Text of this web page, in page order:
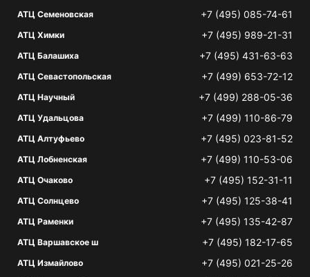
АТЦ Семеновская +7 (495) 085-74-61
АТЦ Химки +7 (495) 989-21-31
АТЦ Балашиха +7 (495) 431-63-63
АТЦ Севастопольская +7 (499) 653-72-12
АТЦ Научный +7 (499) 288-05-36
АТЦ Удальцова +7 (499) 110-86-79
АТЦ Алтуфьево +7 (495) 023-81-52
АТЦ Лобненская +7 (499) 110-53-06
АТЦ Очаково +7 (495) 152-31-11
АТЦ Солнцево +7 (495) 125-38-41
АТЦ Раменки +7 (495) 135-42-87
АТЦ Варшавское ш +7 (495) 182-17-65
АТЦ Измайлово +7 (495) 021-25-26